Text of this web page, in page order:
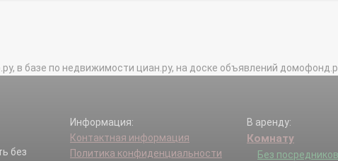
в базе по недвижимости циан.ру, на доске объявлений
без
Информация:
Контактная информация
Политика конфиденциальности
В аренду:
Комнату
Без посредников